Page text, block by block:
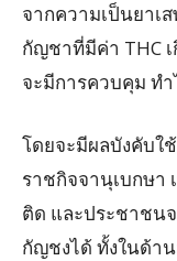
จากความเป็นยาเ
กัญชาที่มีค่า THC
จะมีการควบคุม ท
โดยจะมีผลบังคับใ
ราชกิจจานุเบกษา
ติด และประชาชน
กัญชงได้ ทั้งในด้า